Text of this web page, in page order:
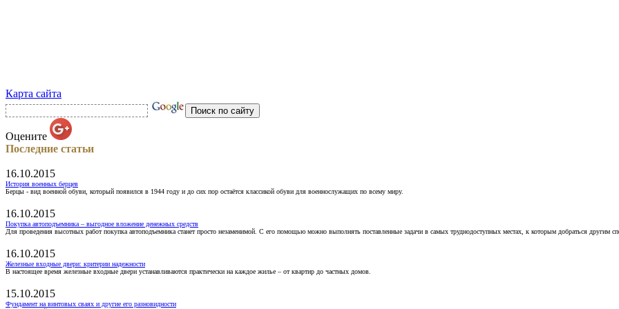
Карта сайта
Оцените
Последние статьи
16.10.2015
История военных берцев
Берцы - вид военной обуви, который появился в 1944 году и до сих пор остаётся классикой обуви для военнослужащих по всему миру.
16.10.2015
Покупка автоподъемника – выгодное вложение денежных средств
Для проведения высотных работ покупка автоподъемника станет просто незаменимой. С его помощью можно выполнять поставленные задачи в самых труднодоступных местах, к которым добраться другим
16.10.2015
Железные входные двери: критерии надежности
В настоящее время железные входные двери устанавливаются практически на каждое жилье – от квартир до частных домов.
15.10.2015
Фундамент на винтовых сваях и другие его разновидности